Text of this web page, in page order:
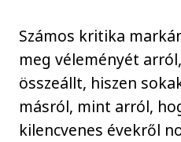
Számos kritika
meg véleményét
összeállt, hiszen
másról, mint arról,
kilencvenes évekről